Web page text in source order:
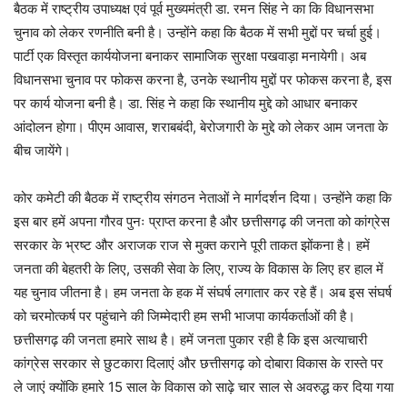
बैठक में राष्ट्रीय उपाध्यक्ष एवं पूर्व मुख्यमंत्री डा. रमन सिंह ने का कि विधानसभा
चुनाव को लेकर रणनीति बनी है। उन्होंने कहा कि बैठक में सभी मुद्दों पर चर्चा हुई।
पार्टी एक विस्तृत कार्ययोजना बनाकर सामाजिक सुरक्षा पखवाड़ा मनायेगी। अब
विधानसभा चुनाव पर फोकस करना है, उनके स्थानीय मुद्दों पर फोकस करना है, इस
पर कार्य योजना बनी है। डा. सिंह ने कहा कि स्थानीय मुद्दे को आधार बनाकर
आंदोलन होगा। पीएम आवास, शराबबंदी, बेरोजगारी के मुद्दे को लेकर आम जनता के
बीच जायेंगे।
कोर कमेटी की बैठक में राष्ट्रीय संगठन नेताओं ने मार्गदर्शन दिया। उन्होंने कहा कि
इस बार हमें अपना गौरव पुनः प्राप्त करना है और छत्तीसगढ़ की जनता को कांग्रेस
सरकार के भ्रष्ट और अराजक राज से मुक्त कराने पूरी ताकत झोंकना है। हमें
जनता की बेहतरी के लिए, उसकी सेवा के लिए, राज्य के विकास के लिए हर हाल में
यह चुनाव जीतना है। हम जनता के हक में संघर्ष लगातार कर रहे हैं। अब इस संघर्ष
को चरमोत्कर्ष पर पहुंचाने की जिम्मेदारी हम सभी भाजपा कार्यकर्ताओं की है।
छत्तीसगढ़ की जनता हमारे साथ है। हमें जनता पुकार रही है कि इस अत्याचारी
कांग्रेस सरकार से छुटकारा दिलाएं और छत्तीसगढ़ को दोबारा विकास के रास्ते पर
ले जाएं क्योंकि हमारे 15 साल के विकास को साढ़े चार साल से अवरुद्ध कर दिया गया